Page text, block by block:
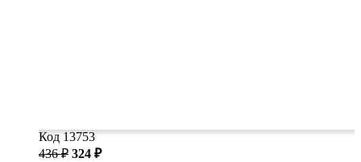
Код 13753
436 ₽ 324 ₽